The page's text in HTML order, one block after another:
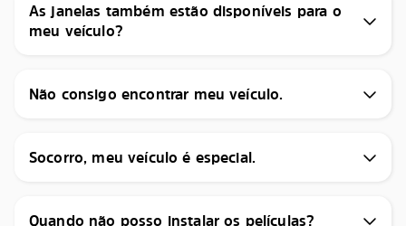
As janelas também estão disponíveis para o
meu veículo?
Não consigo encontrar meu veículo.
Socorro, meu veículo é especial.
Quando não posso instalar os películas?